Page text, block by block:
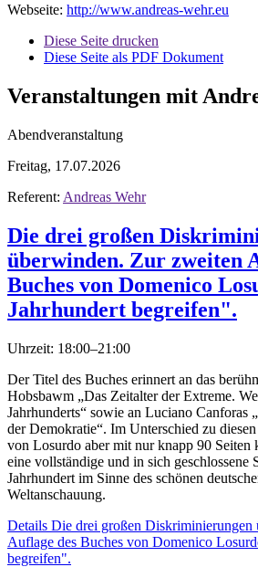
Webseite: http://www.andreas-wehr.eu
Diese Seite drucken
Diese Seite als PDF Dokument
Veranstaltungen mit
Abendveranstaltung
Freitag, 17.07.2026
Referent: Andreas Wehr
Die drei großen
überwinden. Zur zweiten
Buches von Domenico
Jahrhundert begreifen".
Uhrzeit: 18:00–21:00
Der Titel des Buches erinnert an das
Hobsbawm „Das Zeitalter der Extreme.
Jahrhunderts“ sowie an Luciano Canforas
der Demokratie“. Im Unterschied zu
von Losurdo aber mit nur knapp 90 Seiten
eine vollständige und in sich geschlossene
Jahrhundert im Sinne des schönen
Weltanschauung.
Details Die drei großen Diskriminierungen
Auflage des Buches von Domenico
begreifen".